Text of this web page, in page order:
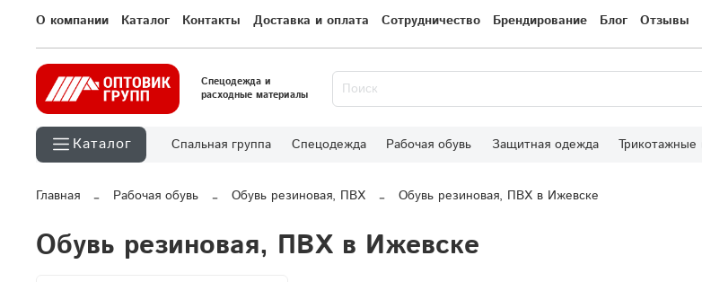
О компании Каталог Контакты Доставка и оплата Сотрудничество Брендирование Блог Отзывы
Спецодежда и
расходные материалы
Каталог Спальная группа Спецодежда Рабочая обувь Защитная одежда Трикотажные
Главная Рабочая обувь Обувь резиновая, ПВХ Обувь резиновая, ПВХ в Ижевске
Обувь резиновая, ПВХ в Ижевске